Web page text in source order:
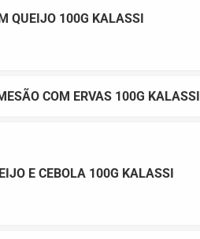
QUEIJO 100G KALASSI
COM ERVAS 100G KALASSI
E CEBOLA 100G KALASSI